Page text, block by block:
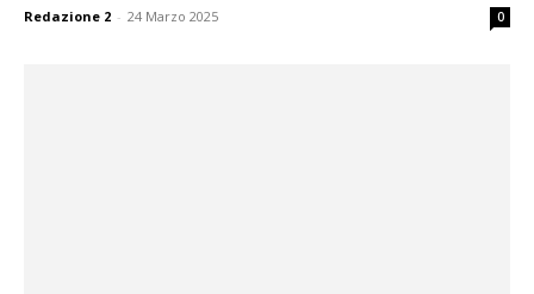
Redazione 2 - 24 Marzo 2025 0